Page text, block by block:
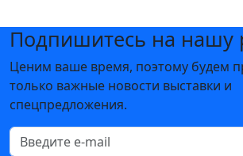
Подпишитесь на нашу
Ценим ваше время, поэтому будем
только важные новости выставки и
спецпредложения.